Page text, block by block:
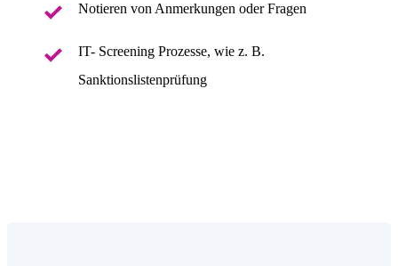
Notieren von Anmerkungen oder Fragen
IT- Screening Prozesse, wie z. B.
Sanktionslistenprüfung